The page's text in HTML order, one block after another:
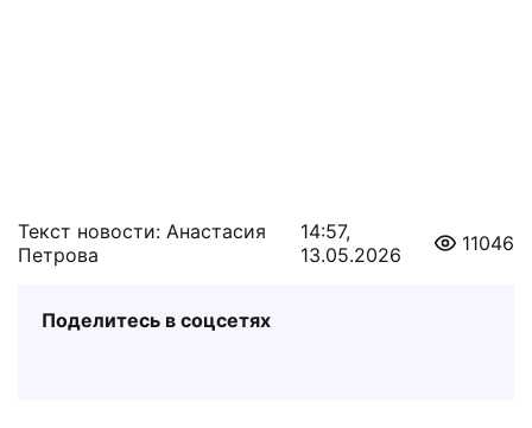
Текст новости: Анастасия
Петрова
14:57,
13.05.2026
11046
Поделитесь в соцсетях